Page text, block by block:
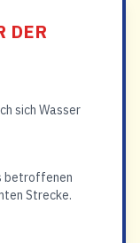
DER
sich Wasser
betroffenen
Strecke.